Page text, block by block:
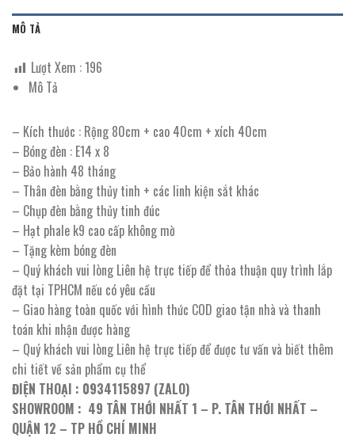
MÔ TẢ
Lượt Xem :196
Mô Tả
– Kích thước : Rộng 80cm + cao 40cm + xích 40cm
– Bóng đèn : E14 x 8
– Bảo hành 48 tháng
– Thân đèn bằng thủy tinh + các linh kiện sắt khác
– Chụp đèn bằng thủy tinh đúc
– Hạt phale k9 cao cấp không mờ
– Tặng kèm bóng đèn
– Quý khách vui lòng Liên hệ trực tiếp để thỏa thuận quy trình lắp
đặt tại TPHCM nếu có yêu cầu
– Giao hàng toàn quốc với hình thức COD giao tận nhà và thanh
toán khi nhận được hàng
– Quý khách vui lòng Liên hệ trực tiếp để được tư vấn và biết thêm
chi tiết về sản phẩm cụ thể
ĐIỆN THOẠI : 0934115897 (ZALO)
SHOWROOM : 49 TÂN THỚI NHẤT 1 – P. TÂN THỚI NHẤT –
QUẬN 12 – TP HỒ CHÍ MINH